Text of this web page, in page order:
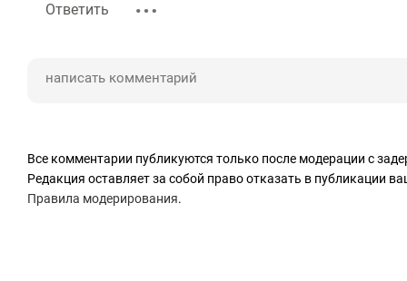
Ответить
Все комментарии публикуются только после модерации с
Редакция оставляет за собой право отказать в публикации
Правила модерирования.